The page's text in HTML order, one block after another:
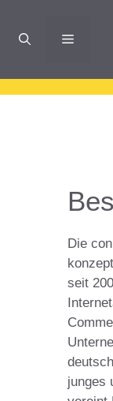
Menü
Die
seit
junges